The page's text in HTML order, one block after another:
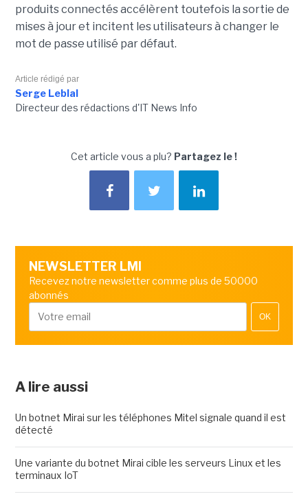
produits connectés accélèrent toutefois la sortie de
mises à jour et incitent les utilisateurs à changer le
mot de passe utilisé par défaut.
Article rédigé par
Serge Leblal
Directeur des rédactions d'IT News Info
Cet article vous a plu? Partagez le !
NEWSLETTER LMI
Recevez notre newsletter comme plus de 50000
abonnés
OK
A lire aussi
Un botnet Mirai sur les téléphones Mitel signale quand il est
détecté
Une variante du botnet Mirai cible les serveurs Linux et les
terminaux IoT